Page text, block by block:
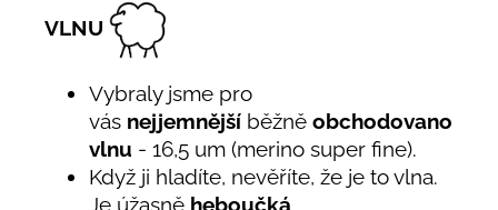
VLNU
Vybraly jsme pro
vás nejjemnější běžně obchodovanou
vlnu - 16,5 um (merino super fine).
Když ji hladíte, nevěříte, že je to vlna.
Je úžasně heboučká.